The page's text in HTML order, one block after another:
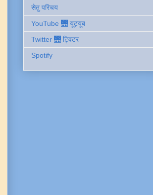
सेतु परिचय
YouTube 🌉 यूट्यूब
Twitter 🌉 ट्विटर
Spotify